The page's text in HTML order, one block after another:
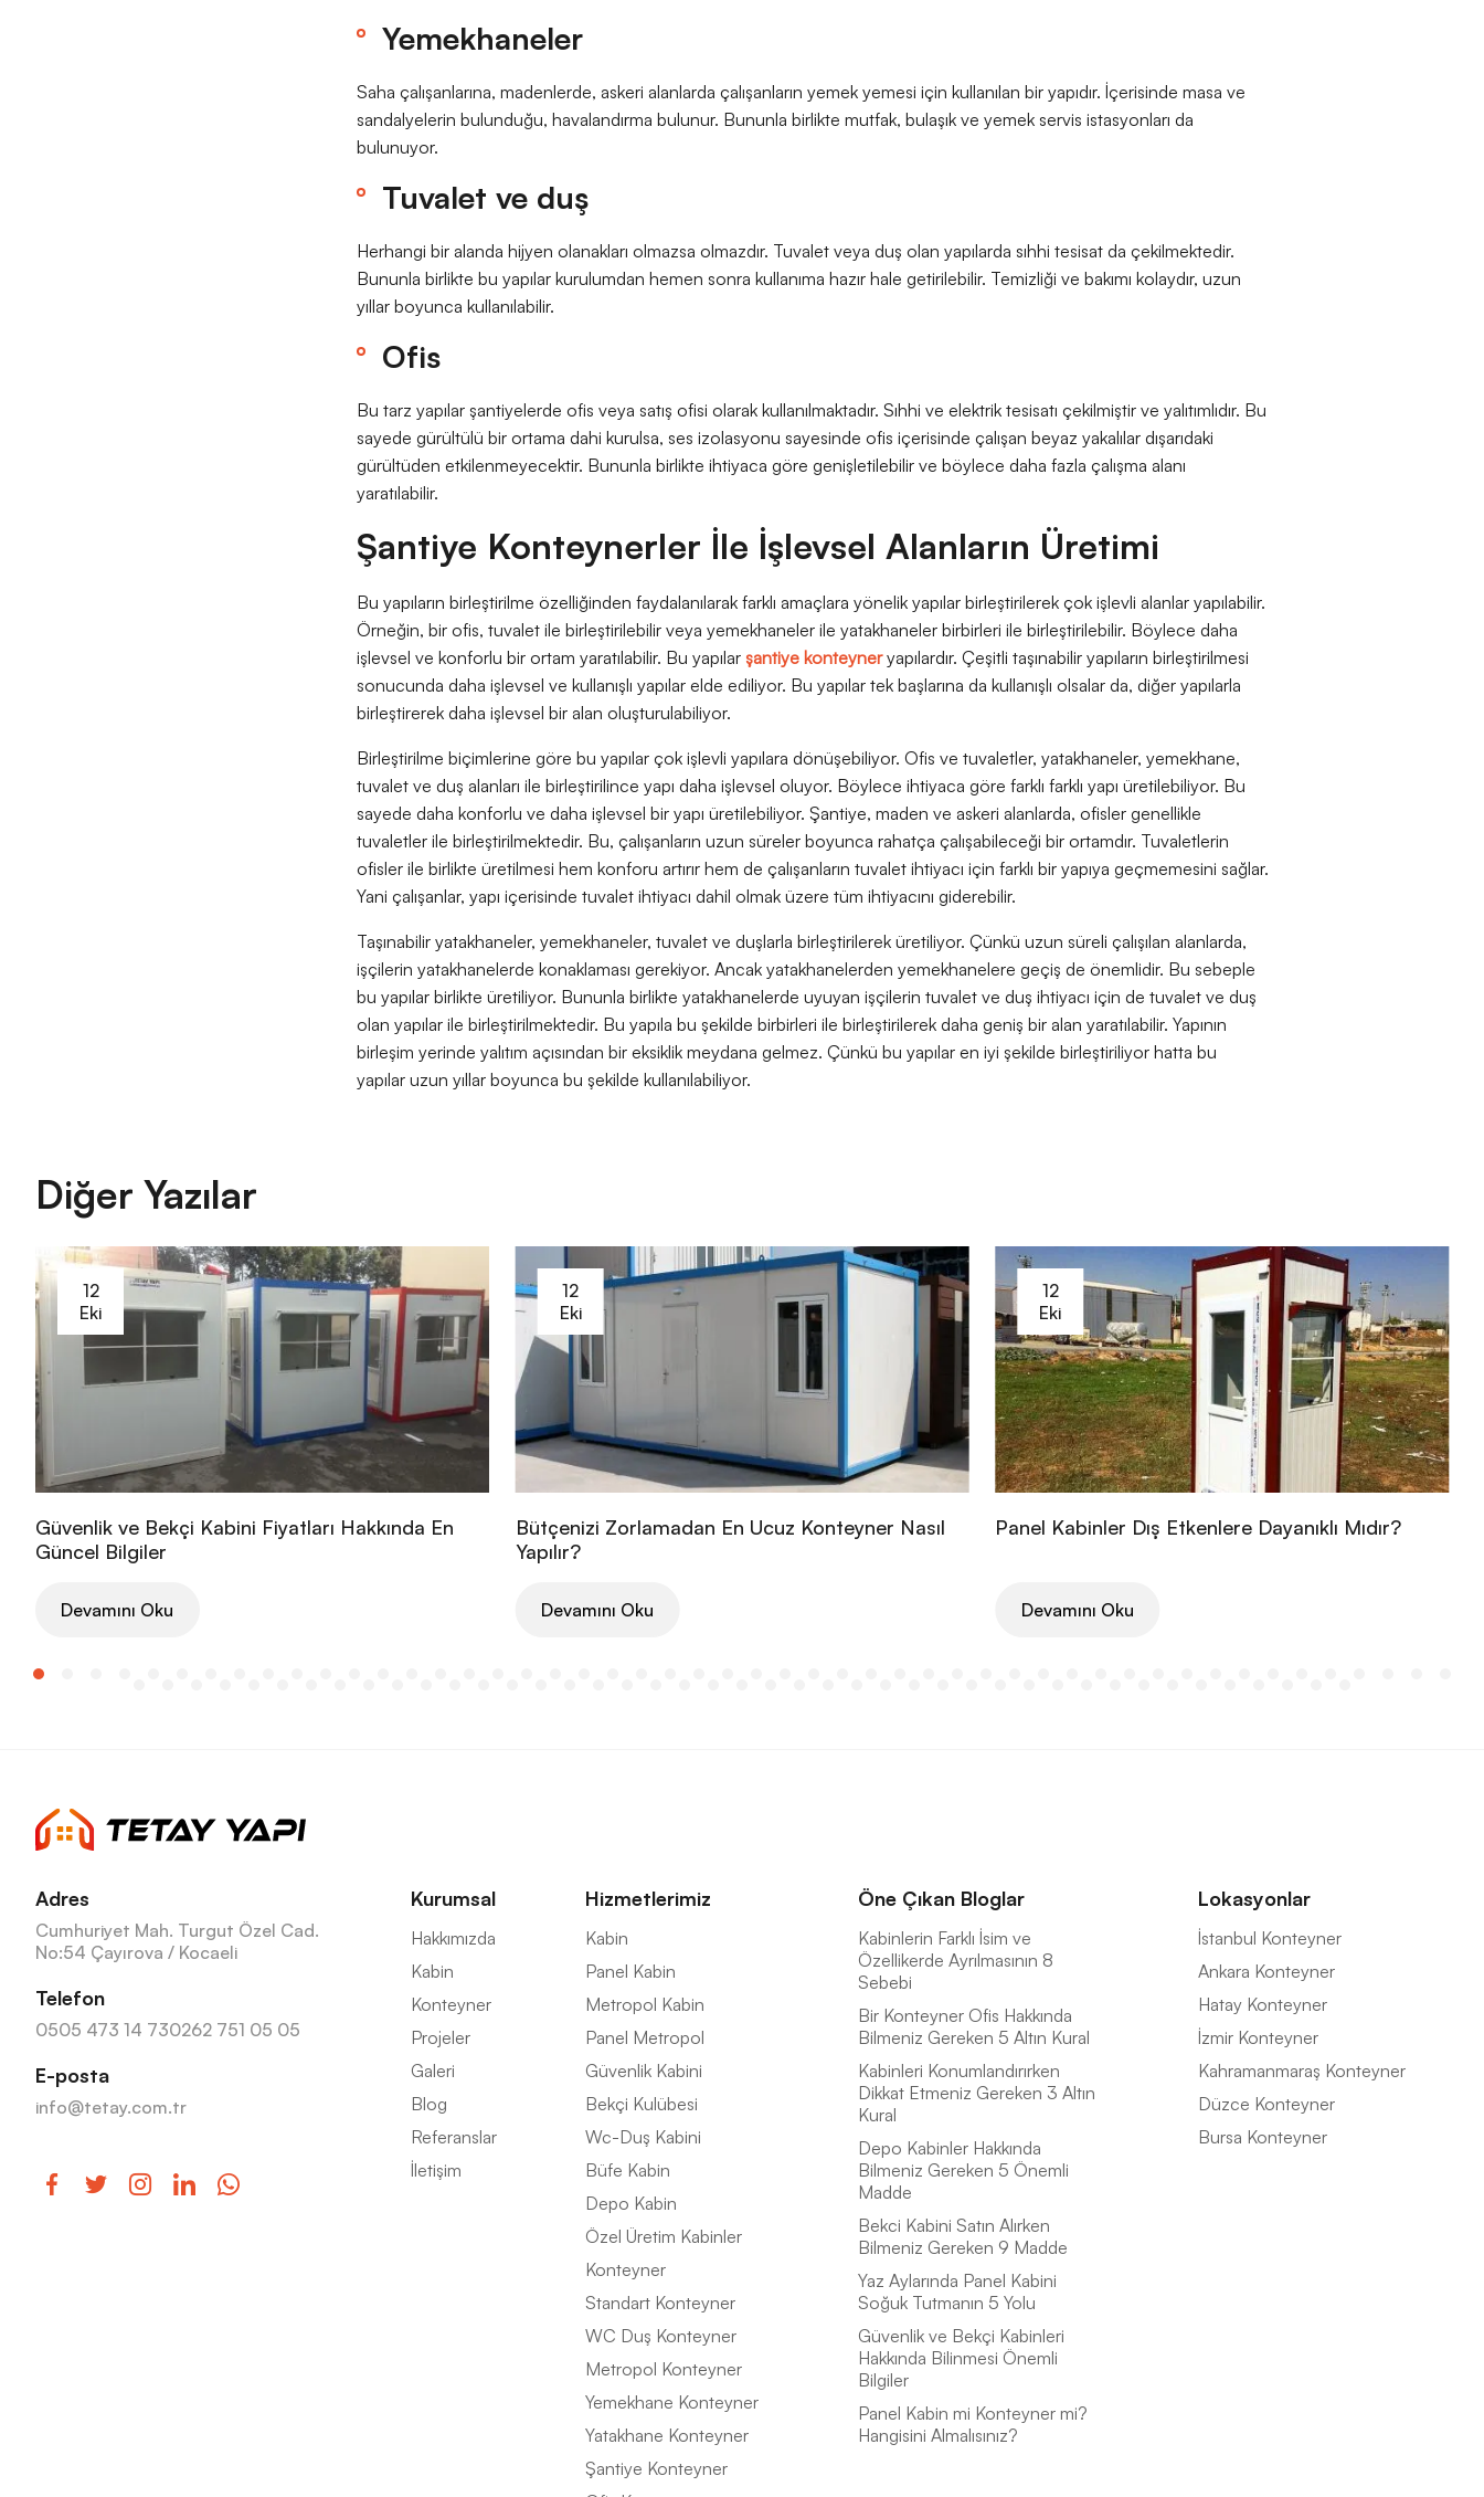
Yemekhaneler
Saha çalışanlarına, madenlerde, askeri alanlarda çalışanların yemek yemesi için kullanılan bir yapıdır. İçerisinde masa ve
sandalyelerin bulunduğu, havalandırma bulunur. Bununla birlikte mutfak, bulaşık ve yemek servis istasyonları da
bulunuyor.
Tuvalet ve duş
Herhangi bir alanda hijyen olanakları olmazsa olmazdır. Tuvalet veya duş olan yapılarda sıhhi tesisat da çekilmektedir.
Bununla birlikte bu yapılar kurulumdan hemen sonra kullanıma hazır hale getirilebilir. Temizliği ve bakımı kolaydır, uzun
yıllar boyunca kullanılabilir.
Ofis
Bu tarz yapılar şantiyelerde ofis veya satış ofisi olarak kullanılmaktadır. Sıhhi ve elektrik tesisatı çekilmiştir ve yalıtımlıdır. Bu
sayede gürültülü bir ortama dahi kurulsa, ses izolasyonu sayesinde ofis içerisinde çalışan beyaz yakalılar dışarıdaki
gürültüden etkilenmeyecektir. Bununla birlikte ihtiyaca göre genişletilebilir ve böylece daha fazla çalışma alanı
yaratılabilir.
Şantiye Konteynerler İle İşlevsel Alanların Üretimi
Bu yapıların birleştirilme özelliğinden faydalanılarak farklı amaçlara yönelik yapılar birleştirilerek çok işlevli alanlar yapılabilir.
Örneğin, bir ofis, tuvalet ile birleştirilebilir veya yemekhaneler ile yatakhaneler birbirleri ile birleştirilebilir. Böylece daha
işlevsel ve konforlu bir ortam yaratılabilir. Bu yapılar şantiye konteyneryapılardır. Çeşitli taşınabilir yapıların birleştirilmesi
sonucunda daha işlevsel ve kullanışlı yapılar elde ediliyor. Bu yapılar tek başlarına da kullanışlı olsalar da, diğer yapılarla
birleştirerek daha işlevsel bir alan oluşturulabiliyor.
Birleştirilme biçimlerine göre bu yapılar çok işlevli yapılara dönüşebiliyor. Ofis ve tuvaletler, yatakhaneler, yemekhane,
tuvalet ve duş alanları ile birleştirilince yapı daha işlevsel oluyor. Böylece ihtiyaca göre farklı farklı yapı üretilebiliyor. Bu
sayede daha konforlu ve daha işlevsel bir yapı üretilebiliyor. Şantiye, maden ve askeri alanlarda, ofisler genellikle
tuvaletler ile birleştirilmektedir. Bu, çalışanların uzun süreler boyunca rahatça çalışabileceği bir ortamdır. Tuvaletlerin
ofisler ile birlikte üretilmesi hem konforu artırır hem de çalışanların tuvalet ihtiyacı için farklı bir yapıya geçmemesini sağlar.
Yani çalışanlar, yapı içerisinde tuvalet ihtiyacı dahil olmak üzere tüm ihtiyacını giderebilir.
Taşınabilir yatakhaneler, yemekhaneler, tuvalet ve duşlarla birleştirilerek üretiliyor. Çünkü uzun süreli çalışılan alanlarda,
işçilerin yatakhanelerde konaklaması gerekiyor. Ancak yatakhanelerden yemekhanelere geçiş de önemlidir. Bu sebeple
bu yapılar birlikte üretiliyor. Bununla birlikte yatakhanelerde uyuyan işçilerin tuvalet ve duş ihtiyacı için de tuvalet ve duş
olan yapılar ile birleştirilmektedir. Bu yapıla bu şekilde birbirleri ile birleştirilerek daha geniş bir alan yaratılabilir. Yapının
birleşim yerinde yalıtım açısından bir eksiklik meydana gelmez. Çünkü bu yapılar en iyi şekilde birleştiriliyor hatta bu
yapılar uzun yıllar boyunca bu şekilde kullanılabiliyor.
Diğer Yazılar
12
Eki
Güvenlik ve Bekçi Kabini Fiyatları Hakkında En
Güncel Bilgiler
Devamını Oku
12
Eki
Bütçenizi Zorlamadan En Ucuz Konteyner Nasıl
Yapılır?
Devamını Oku
12
Eki
Panel Kabinler Dış Etkenlere Dayanıklı Mıdır?
Devamını Oku
Adres
Cumhuriyet Mah. Turgut Özel Cad.
No:54 Çayırova / Kocaeli
Telefon
0505 473 14 730262 751 05 05
E-posta
info@tetay.com.tr
Kurumsal
Hakkımızda
Kabin
Konteyner
Projeler
Galeri
Blog
Referanslar
İletişim
Hizmetlerimiz
Kabin
Panel Kabin
Metropol Kabin
Panel Metropol
Güvenlik Kabini
Bekçi Kulübesi
Wc-Duş Kabini
Büfe Kabin
Depo Kabin
Özel Üretim Kabinler
Konteyner
Standart Konteyner
WC Duş Konteyner
Metropol Konteyner
Yemekhane Konteyner
Yatakhane Konteyner
Şantiye Konteyner
Öne Çıkan Bloglar
Kabinlerin Farklı İsim ve
Özellikerde Ayrılmasının 8
Sebebi
Bir Konteyner Ofis Hakkında
Bilmeniz Gereken 5 Altın Kural
Kabinleri Konumlandırırken
Dikkat Etmeniz Gereken 3 Altın
Kural
Depo Kabinler Hakkında
Bilmeniz Gereken 5 Önemli
Madde
Bekci Kabini Satın Alırken
Bilmeniz Gereken 9 Madde
Yaz Aylarında Panel Kabini
Soğuk Tutmanın 5 Yolu
Güvenlik ve Bekçi Kabinleri
Hakkında Bilinmesi Önemli
Bilgiler
Panel Kabin mi Konteyner mi?
Hangisini Almalısınız?
Lokasyonlar
İstanbul Konteyner
Ankara Konteyner
Hatay Konteyner
İzmir Konteyner
Kahramanmaraş Konteyner
Düzce Konteyner
Bursa Konteyner